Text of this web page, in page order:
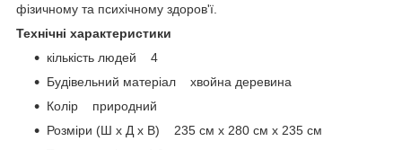
фізичному та психічному здоров'ї.
Технічні характеристики
кількість людей 4
Будівельний матеріал хвойна деревина
Колір природний
Розміри (Ш х Д х В) 235 см х 280 см х 235 см